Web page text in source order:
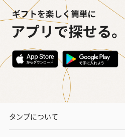
タンプについて